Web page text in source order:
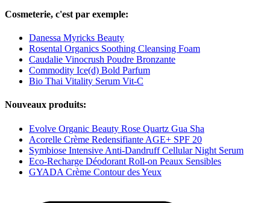
Cosmeterie, c'est par exemple:
Danessa Myricks Beauty
Rosental Organics Soothing Cleansing Foam
Caudalie Vinocrush Poudre Bronzante
Commodity Ice(d) Bold Parfum
Bio Thai Vitality Serum Vit-C
Nouveaux produits:
Evolve Organic Beauty Rose Quartz Gua Sha
Acorelle Crème Redensifiante AGE+ SPF 20
Symbiose Intensive Anti-Dandruff Cellular Night Serum
Eco-Recharge Déodorant Roll-on Peaux Sensibles
GYADA Crème Contour des Yeux